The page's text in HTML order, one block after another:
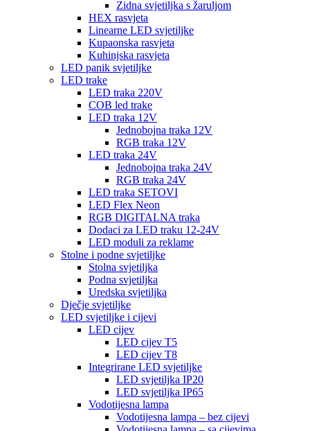
Zidna svjetiljka s žaruljom
HEX rasvjeta
Linearne LED svjetiljke
Kupaonska rasvjeta
Kuhinjska rasvjeta
LED panik svjetiljke
LED trake
LED traka 220V
COB led trake
LED traka 12V
Jednobojna traka 12V
RGB traka 12V
LED traka 24V
Jednobojna traka 24V
RGB traka 24V
LED traka SETOVI
LED Flex Neon
RGB DIGITALNA traka
Dodaci za LED traku 12-24V
LED moduli za reklame
Stolne i podne svjetiljke
Stolna svjetiljka
Podna svjetiljka
Uredska svjetiljka
Dječje svjetiljke
LED svjetiljke i cijevi
LED cijev
LED cijev T5
LED cijev T8
Integrirane LED svjetiljke
LED svjetiljka IP20
LED svjetiljka IP65
Vodotijesna lampa
Vodotijesna lampa – bez cijevi